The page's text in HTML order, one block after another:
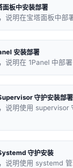
板中安装部署
说明在宝塔面板中部
安装部署
说明在 1Panel 中部署
守护安装部署
说明使用 supervisor
守护安装
说明使用 systemd